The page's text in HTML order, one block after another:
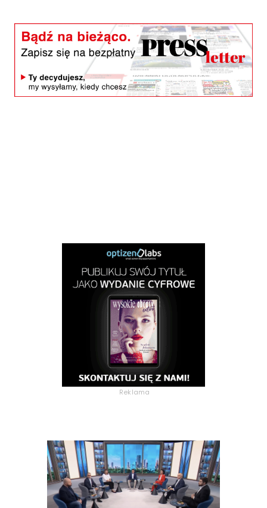
Reklama